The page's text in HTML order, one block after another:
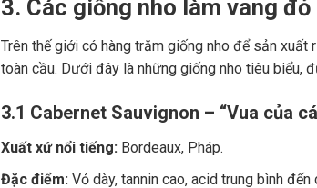
3. Các giống nho làm vang
Trên thế giới có hàng trăm giống nho để sản
toàn cầu. Dưới đây là những giống nho tiêu biểu,
3.1 Cabernet Sauvignon – “Vua của
Xuất xứ nổi tiếng:Bordeaux, Pháp.
Đặc điểm:Vỏ dày, tannin cao, acid trung bình đến